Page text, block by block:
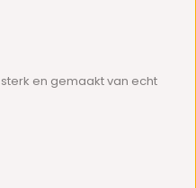
en gemaakt van echt